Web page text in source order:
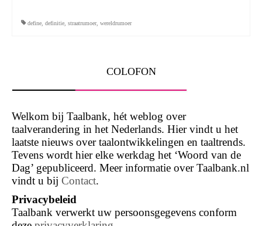
define definitie straatrumoer, wereldrumoer
COLOFON
Welkom bij Taalbank, hét weblog over
taalverandering in het Nederlands. Hier vindt u het
laatste nieuws over taalontwikkelingen en taaltrends.
Tevens wordt hier elke werkdag het ‘Woord van de
Dag’ gepubliceerd. Meer informatie over Taalbank.nl
vindt u bij Contact.
Privacybeleid
Taalbank verwerkt uw persoonsgegevens conform